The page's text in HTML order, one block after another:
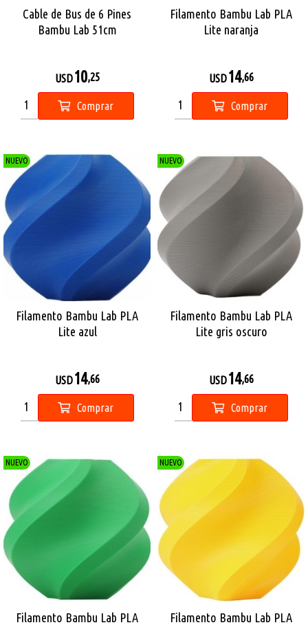
Cable de Bus de 6 Pines
Bambu Lab 51cm
USD10,25
Comprar
Filamento Bambu Lab PLA
Lite naranja
USD14,66
Comprar
NUEVO
Filamento Bambu Lab PLA
Lite azul
USD14,66
Comprar
NUEVO
Filamento Bambu Lab PLA
Lite gris oscuro
USD14,66
Comprar
NUEVO
Filamento Bambu Lab PLA
NUEVO
Filamento Bambu Lab PLA